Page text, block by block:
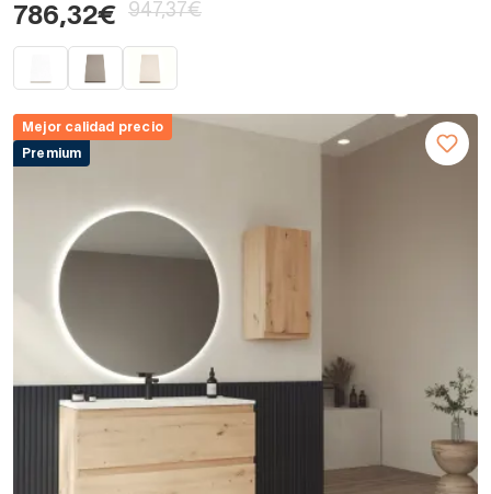
786,32€ 947,37€
Mejor calidad precio
Premium